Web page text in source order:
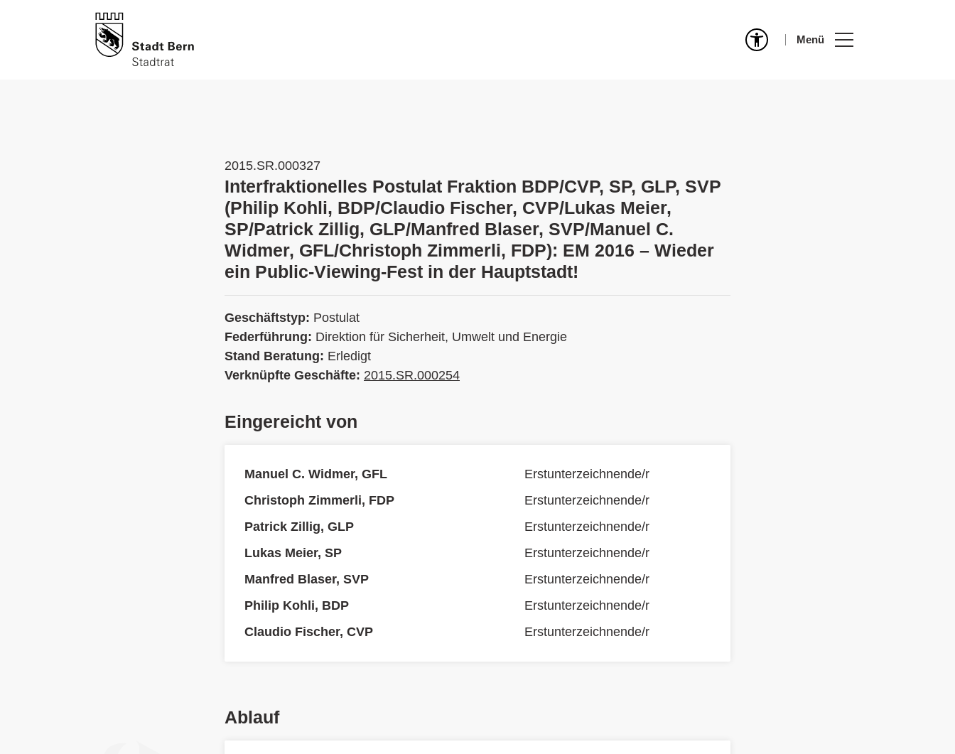
Menü
2015.SR.000327
Interfraktionelles Postulat Fraktion BDP/CVP, SP, GLP, SVP
(Philip Kohli, BDP/Claudio Fischer, CVP/Lukas Meier,
SP/Patrick Zillig, GLP/Manfred Blaser, SVP/Manuel C.
Widmer, GFL/Christoph Zimmerli, FDP): EM 2016 – Wieder
ein Public-Viewing-Fest in der Hauptstadt!
Geschäftstyp: Postulat
Federführung: Direktion für Sicherheit, Umwelt und Energie
Stand Beratung: Erledigt
Verknüpfte Geschäfte: 2015.SR.000254
Eingereicht von
Manuel C. Widmer, GFL
Erstunterzeichnende/r
Christoph Zimmerli, FDP
Erstunterzeichnende/r
Patrick Zillig, GLP
Erstunterzeichnende/r
Lukas Meier, SP
Erstunterzeichnende/r
Manfred Blaser, SVP
Erstunterzeichnende/r
Philip Kohli, BDP
Erstunterzeichnende/r
Claudio Fischer, CVP
Erstunterzeichnende/r
Ablauf